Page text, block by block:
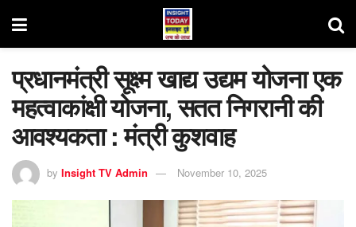
प्रधानमंत्री सूक्ष्म खाद्य उद्यम योजना एक
महत्वाकांक्षी योजना, सतत निगरानी की
आवश्यकता : मंत्री कुशवाह
by Insight TV Admin November 10, 2025